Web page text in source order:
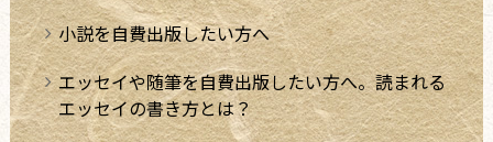
小説を自費出版したい方へ
エッセイや随筆を自費出版したい方へ。読まれる
エッセイの書き方とは？